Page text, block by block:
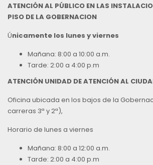
ATENCIÓN AL PÚBLICO EN LAS
PISO DE LA GOBERNACION
Únicamente los lunes y viernes
Mañana: 8:00 a 10:00 a.m.
Tarde: 2:00 a 4:00 p.m
ATENCIÓN UNIDAD DE ATENCIÓN AL
Oficina ubicada en los bajos de la
carreras 3ª y 2ª),
Horario de lunes a viernes
Mañana: 8:00 a 12:00 a.m.
Tarde: 2:00 a 4:00 p.m